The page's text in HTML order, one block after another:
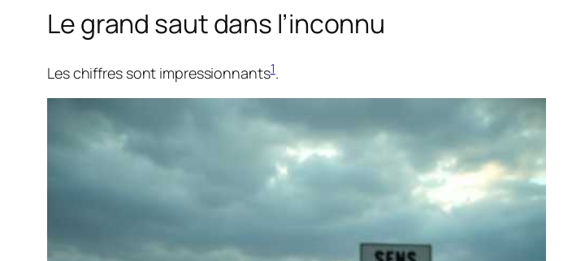
Le grand saut dans l’inconnu
Les chiffres sont impressionnants1.